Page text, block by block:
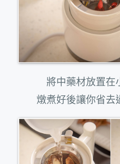
將中藥材放置在
燉煮好後讓你省去